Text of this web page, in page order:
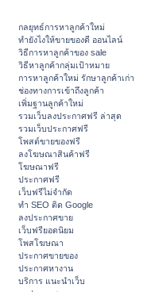
กลยุทธ์การหาลูกค้าใหม่
ทํายังไงให้ขายของดี ออนไลน์
วิธีการหาลูกค้าของ sale
วิธีหาลูกค้ากลุ่มเป้าหมาย
การหาลูกค้าใหม่ รักษาลูกค้าเก่า
ช่องทางการเข้าถึงลูกค้า
เพิ่มฐานลูกค้าใหม่
รวมเว็บลงประกาศฟรี ล่าสุด
รวมเว็บประกาศฟรี
โพสต์ขายของฟรี
ลงโฆษณาสินค้าฟรี
โฆษณาฟรี
ประกาศฟรี
เว็บฟรีไม่จำกัด
ทำ SEO ติด Google
ลงประกาศขาย
เว็บฟรียอดนิยม
โพสโฆษณา
ประกาศขายของ
ประกาศหางาน
บริการ แนะนำเว็บ